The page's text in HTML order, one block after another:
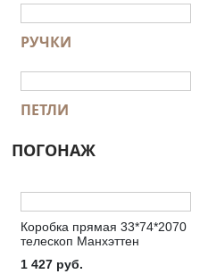
РУЧКИ
ПЕТЛИ
ПОГОНАЖ
Коробка прямая 33*74*2070
телескоп Манхэттен
1 427 руб.